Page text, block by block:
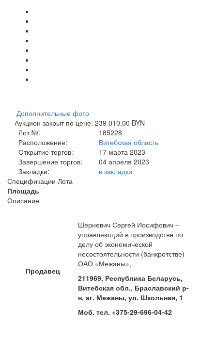
Дополнительные фото
Аукцион закрыт по цене: 239 010,00 BYN
Лот №:
185228
Расположение:
Витебская область
Открытие торгов:
17 марта 2023
Завершение торгов:
04 апреля 2023
Закладки:
в закладки
Спецификации Лота
Площадь
Описание
Продавец
Шерневич Сергей Иосифович –
управляющий в производстве по
делу об экономической
несостоятельности (банкротстве)
ОАО «Межаны»,
211969, Республика Беларусь,
Витебская обл., Браславский р-
н, аг. Межаны, ул. Школьная, 1
Моб. тел. +375-29-696-04-42